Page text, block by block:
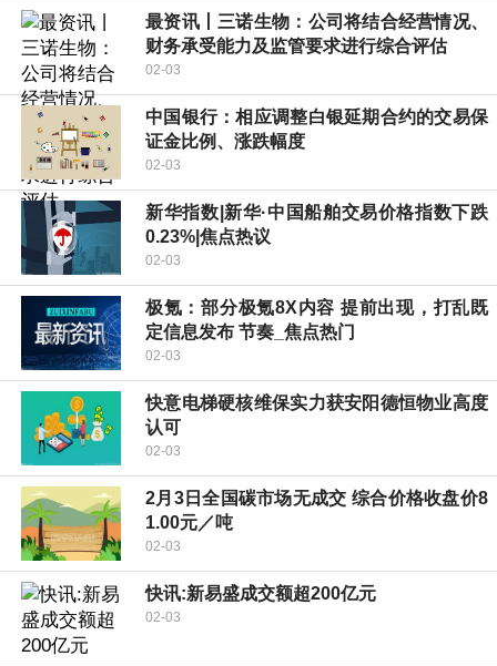
最资讯丨三诺生物：公司将结合经营情况、
财务承受能力及监管要求进行综合评估
02-03
中国银行：相应调整白银延期合约的交易保
证金比例、涨跌幅度
02-03
新华指数|新华·中国船舶交易价格指数下跌
0.23%|焦点热议
02-03
极氪：部分极氪8X内容 提前出现，打乱既
定信息发布 节奏_焦点热门
02-03
快意电梯硬核维保实力获安阳德恒物业高度
认可
02-03
2月3日全国碳市场无成交 综合价格收盘价8
1.00元／吨
02-03
快讯:新易盛成交额超200亿元
02-03